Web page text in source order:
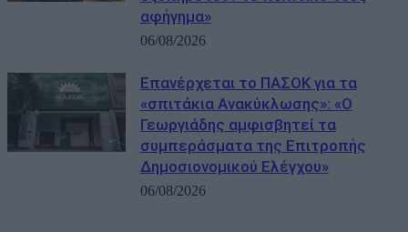
αφήγημα»
06/08/2026
Επανέρχεται το ΠΑΣΟΚ για τα
«σπιτάκια Ανακύκλωσης»: «Ο
Γεωργιάδης αμφισβητεί τα
συμπεράσματα της Επιτροπής
Δημοσιονομικού Ελέγχου»
06/08/2026